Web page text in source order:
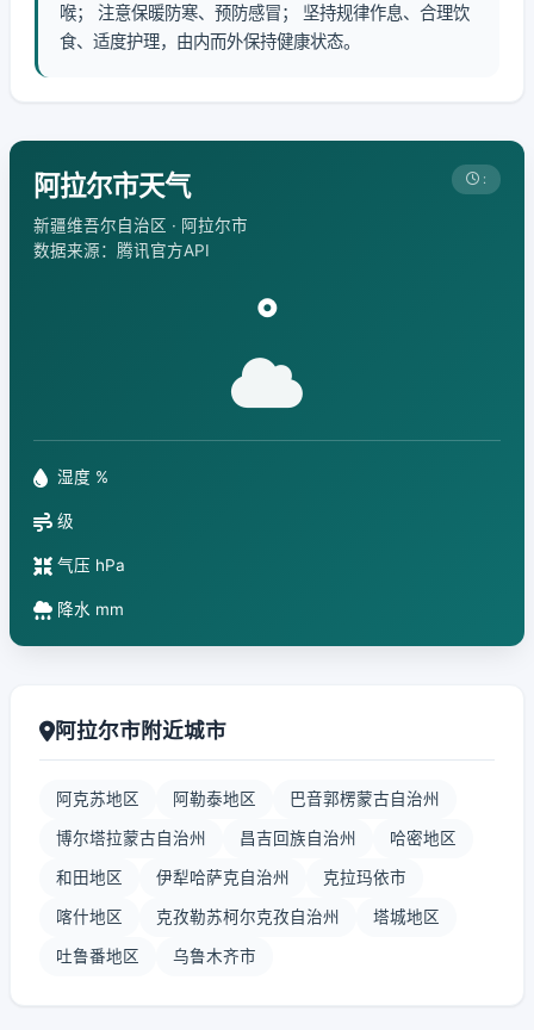
喉； 注意保暖防寒、预防感冒； 坚持规律作息、合理饮
食、适度护理，由内而外保持健康状态。
阿拉尔市天气
新疆维吾尔自治区 · 阿拉尔市
数据来源：腾讯官方API
:
°
湿度 %
级
气压 hPa
降水 mm
阿拉尔市附近城市
阿克苏地区 阿勒泰地区 巴音郭楞蒙古自治州
博尔塔拉蒙古自治州 昌吉回族自治州 哈密地区
和田地区 伊犁哈萨克自治州 克拉玛依市
喀什地区 克孜勒苏柯尔克孜自治州 塔城地区
吐鲁番地区 乌鲁木齐市